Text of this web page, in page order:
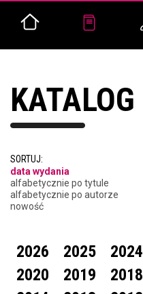
KATALOG
SORTUJ:
data wydania
alfabetycznie po tytule
alfabetycznie po autorze
nowość
2026 2025 2024
2020
2019 2018